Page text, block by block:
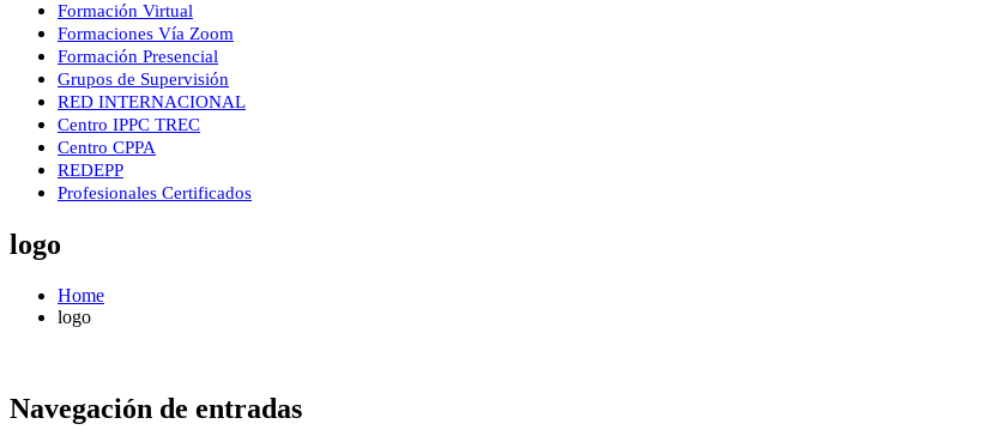
Formación Virtual
Formaciones Vía Zoom
Formación Presencial
Grupos de Supervisión
RED INTERNACIONAL
Centro IPPC TREC
Centro CPPA
REDEPP
Profesionales Certificados
logo
Home
logo
Navegación de entradas